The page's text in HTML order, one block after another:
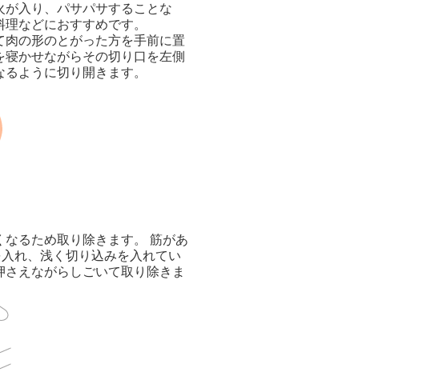
入り、パサパサすることな
などにおすすめです。
の形のとがった方を手前に置
かせながらその切り口を左側
ように切り開きます。
るため取り除きます。 筋があ
れ、浅く切り込みを入れてい
えながらしごいて取り除きま